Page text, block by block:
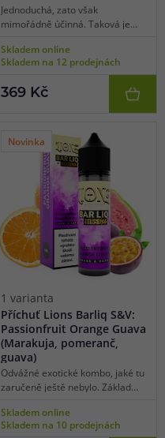
Jednoduchá, zato však
mimořádně účinná. Taková je
citrusových chutí ocení všichni
milovníci exotického ovoce a
nakyslá a mimořádně osvěžující
Skladem online
Skladem na 12 prodejnách
369 Kč
Novinka
1 varianta
Příchuť Lions Barliq S&V:
Passionfruit Orange Guava
(Marakuja, pomeranč,
guava)
Odvážné exotické kombo, jaké tu
zaručeně ještě nebylo. Základ
které jsou mezi vapery nesmírně
oblíbené. Zde se však propojují v
Skladem online
Skladem na 10 prodejnách